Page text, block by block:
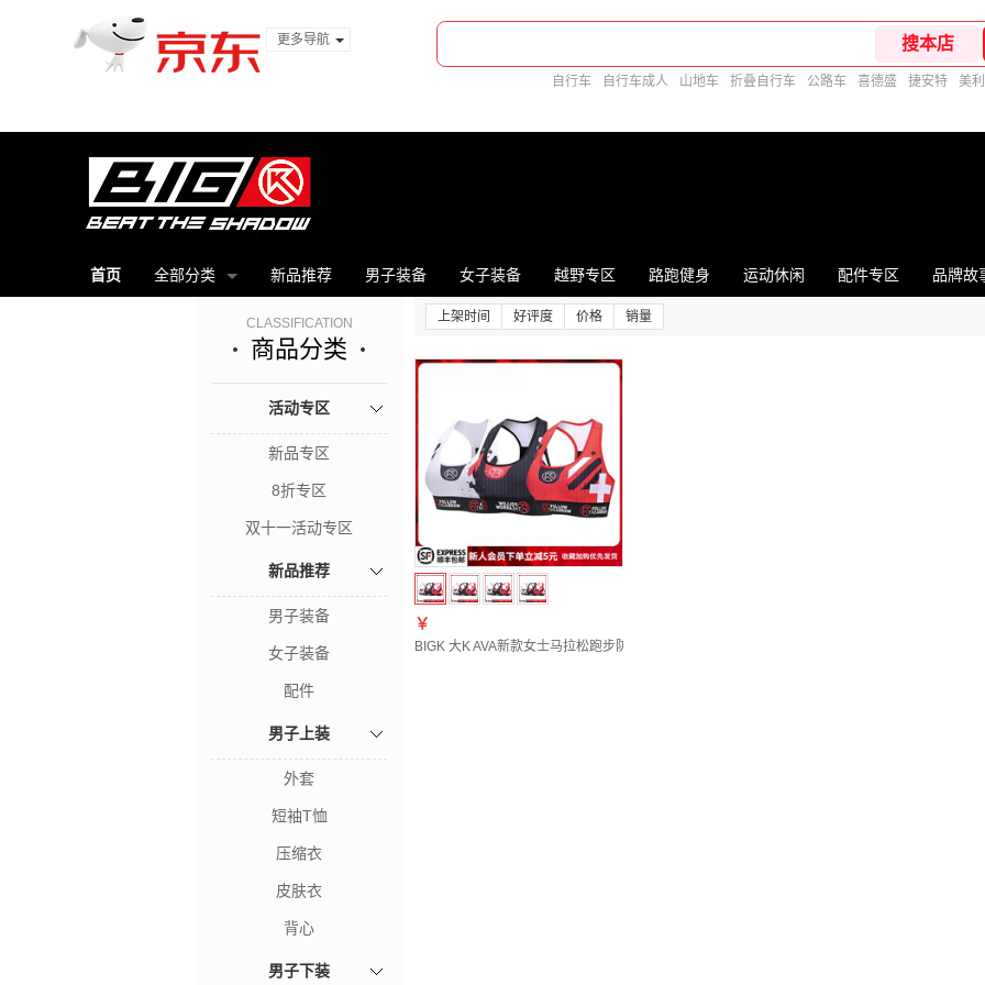
更多导航
自行车 自行车成人 山地车 折叠自行车 公路车 喜德盛 捷安特 美
首页 全部分类 新品推荐 男子装备 女子装备 越野专区 路跑健身 运动休闲 配件专区 品牌故
CLASSIFICATION
商品分类
活动专区
新品专区
8折专区
双十一活动专区
新品推荐
男子装备
女子装备
配件
男子上装
外套
短袖T恤
压缩衣
皮肤衣
背心
男子下装
上架时间 好评度 价格 销量
￥
BIGK 大K AVA新款女士马拉松跑步防震高强度运动胸衣内衣文胸背心 红色 XL